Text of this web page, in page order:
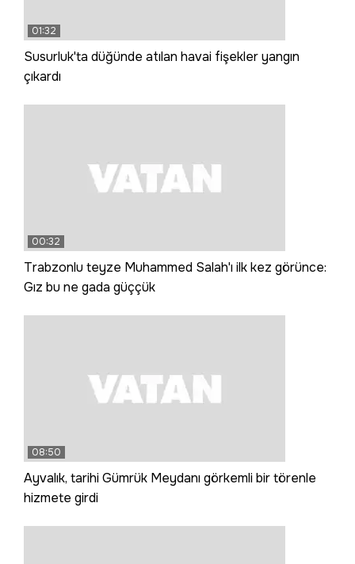
01:32
Susurluk'ta düğünde atılan havai fişekler yangın
çıkardı
00:32
Trabzonlu teyze Muhammed Salah'ı ilk kez görünce:
Gız bu ne gada güççük
08:50
Ayvalık, tarihi Gümrük Meydanı görkemli bir törenle
hizmete girdi